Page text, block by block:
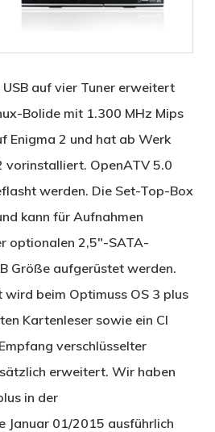
auf vier Tuner erweitert
Bolide mit 1.300 MHz Mips
Enigma 2 und hat ab Werk
vorinstalliert. OpenATV 5.0
werden. Die Set-Top-Box
kann für Aufnahmen
optionalen 2,5″-SATA-
Größe aufgerüstet werden.
beim Optimuss OS 3 plus
Kartenleser sowie ein CI
verschlüsselter
erweitert. Wir haben
in der
Januar 01/2015 ausführlich